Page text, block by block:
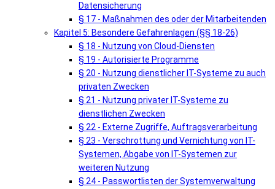
Datensicherung
§ 17 - Maßnahmen des oder der Mitarbeitenden
Kapitel 5: Besondere Gefahrenlagen (§§ 18-26)
§ 18 - Nutzung von Cloud-Diensten
§ 19 - Autorisierte Programme
§ 20 - Nutzung dienstlicher IT-Systeme zu auch
privaten Zwecken
§ 21 - Nutzung privater IT-Systeme zu
dienstlichen Zwecken
§ 22 - Externe Zugriffe, Auftragsverarbeitung
§ 23 - Verschrottung und Vernichtung von IT-
Systemen, Abgabe von IT-Systemen zur
weiteren Nutzung
§ 24 - Passwortlisten der Systemverwaltung